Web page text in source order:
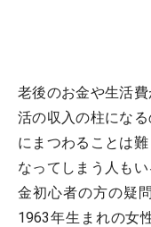
老後のお金や生活
活の収入の柱にな
にまつわることは
なってしまう人も
金初心者の方の疑
1963年生まれの女